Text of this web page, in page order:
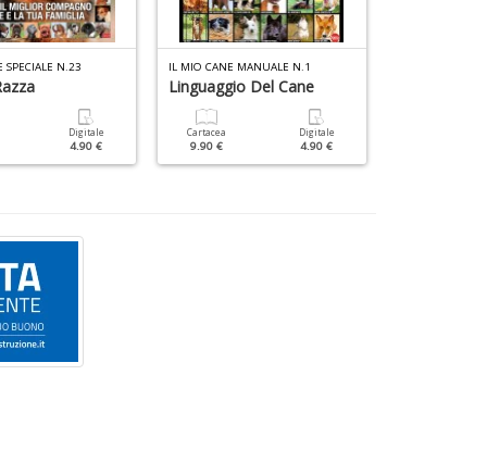
SPECIALE N.23
Digitale
4.90 €
IL MIO CANE MANUALE N.1
Linguaggio Del Cane
Cartacea
9.90 €
Digitale
4.90 €